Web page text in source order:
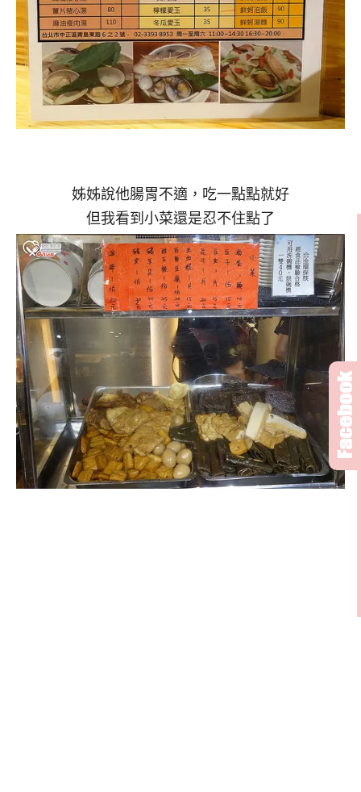
姊姊說他腸胃不適，吃一點點就好
但我看到小菜還是忍不住點了